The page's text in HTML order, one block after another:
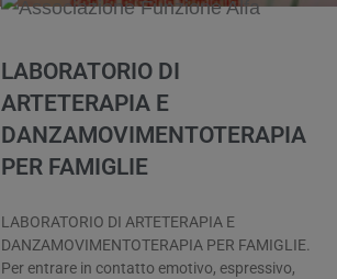
LABORATORIO DI
ARTETERAPIA E
DANZAMOVIMENTOTERAPIA
PER FAMIGLIE
LABORATORIO DI ARTETERAPIA E
DANZAMOVIMENTOTERAPIA PER FAMIGLIE.
Per entrare in contatto emotivo, espressivo,